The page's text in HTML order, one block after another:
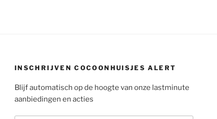
INSCHRIJVEN COCOONHUISJES ALERT
Blijf automatisch op de hoogte van onze lastminute
aanbiedingen en acties